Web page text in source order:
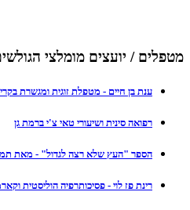
מטפלים / יועצים מומלצי
ענת בן חיים - מטפלת זוגית ומגשרת
רפואה סינית ושיעורי טאי צ'י ברמת גן
הספר "העץ שלא רצה לגדול" - מאת
רינת פז לוי - פסיכותרפיה הוליסטית